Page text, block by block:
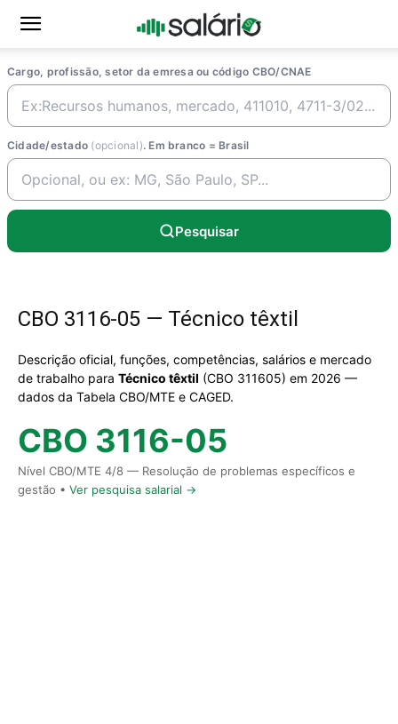
Cargo, profissão, setor da emresa ou código CBO/CNAE
Cidade/estado (opcional). Em branco = Brasil
Pesquisar
CBO 3116-05 — Técnico têxtil
Descrição oficial, funções, competências, salários e mercado
de trabalho para Técnico têxtil (CBO 311605) em 2026 —
dados da Tabela CBO/MTE e CAGED.
CBO 3116-05
Nível CBO/MTE 4/8 — Resolução de problemas específicos e
gestão • Ver pesquisa salarial →